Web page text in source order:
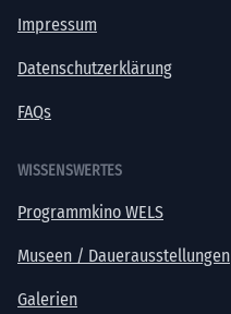
Impressum
Datenschutzerklärung
FAQs
WISSENSWERTES
Programmkino WELS
Museen / Dauerausstellungen
Galerien